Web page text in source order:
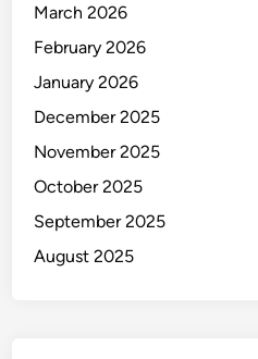
March 2026
February 2026
January 2026
December 2025
November 2025
October 2025
September 2025
August 2025